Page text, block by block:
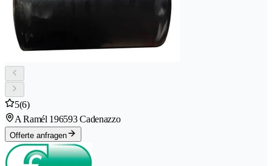
5(6)
A Ramél 196593 Cadenazzo
Offerte anfragen